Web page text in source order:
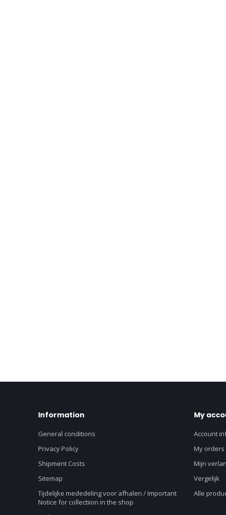
Information
General conditions
Privacy Policy
Shipment Costs
Sitemap
Tijdelijke mededeling voor afhalen / Important
Notice for collectiion in the shop
My
Account
My orders
Mijn
Vergelijk
Alle